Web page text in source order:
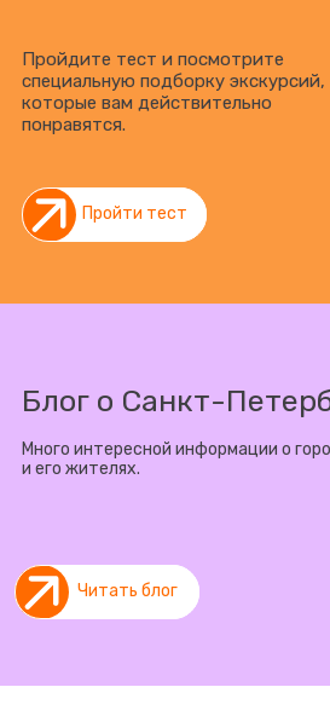
Много интересной информации о
и его жителях.
Блог о Санкт-
Пройдите тест и посмотрите
специальную подборку экскурсий,
которые вам действительно
понравятся.
Пройти тест
Читать блог